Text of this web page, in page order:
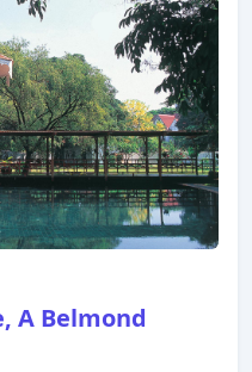
Untuk meningkatkan
para tamu, hotel ini
seperti pusat
dan kenyamanan
Hotel pilihan yang
Anda di
A Belmond